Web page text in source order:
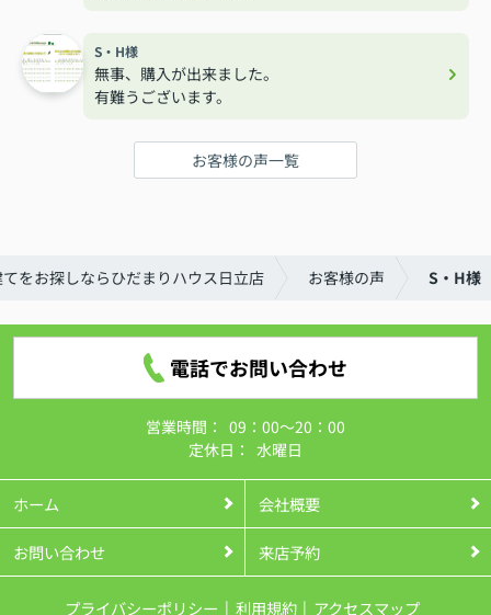
S・H様
無事、購入が出来ました。
有難うございます。
お客様の声一覧
をお探しならひだまりハウス日立店 お客様の声 S・H様
電話でお問い合わせ
営業時間： 09：00～20：00
定休日： 水曜日
ホーム 会社概要
お問い合わせ 来店予約
プライバシーポリシー 利用規約 アクセスマップ